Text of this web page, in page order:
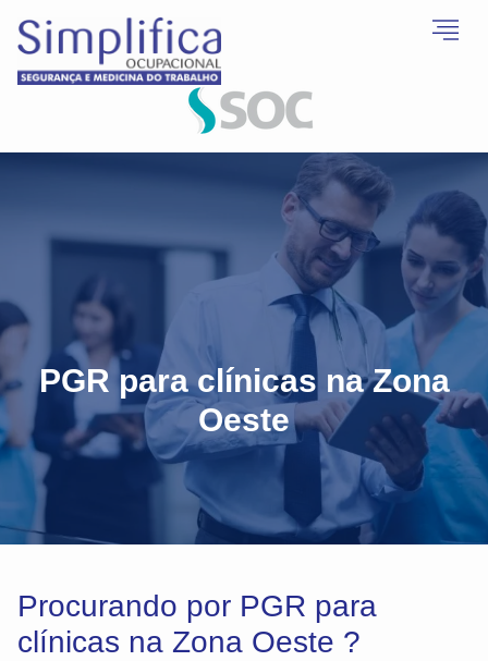
PGR para clínicas na Zona
Oeste
Procurando por PGR para
clínicas na Zona Oeste ?